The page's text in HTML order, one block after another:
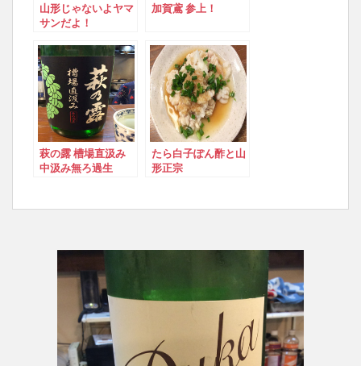
山形じゃないよヤマ
サンだよ！
加賀鳶 参上！
萩の露 槽場直汲み
中汲み無ろ過生
たら白子ぽん酢と山
形正宗